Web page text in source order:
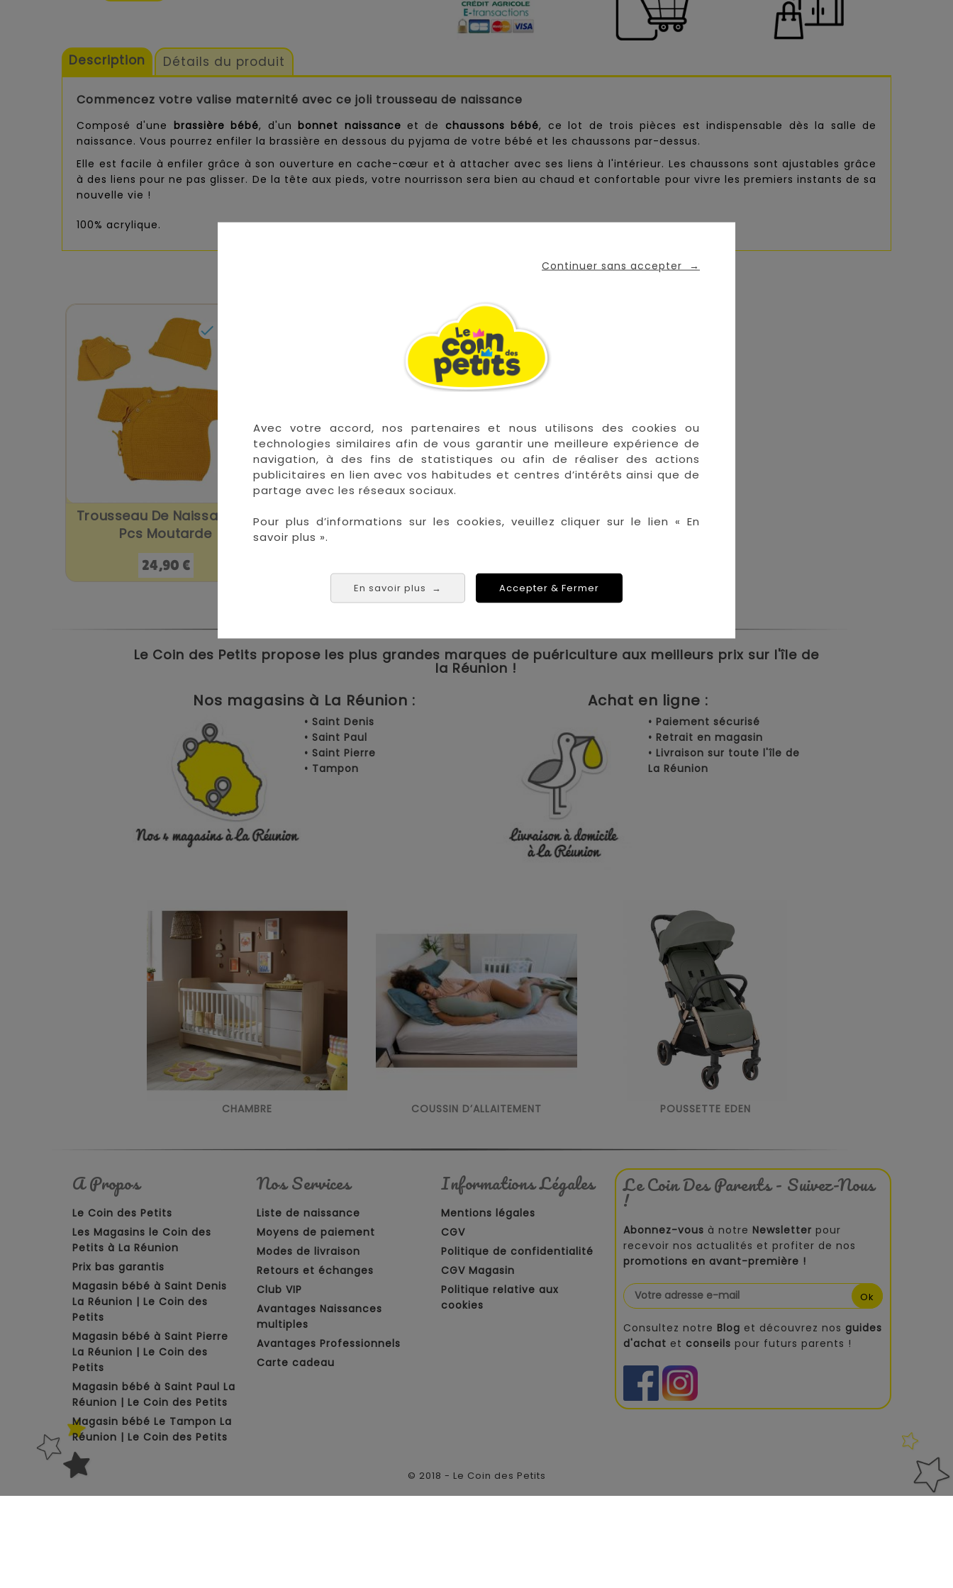
Continuer sans accepter →
Avec votre accord, nos partenaires et nous utilisons des cookies ou
technologies similaires afin de vous garantir une meilleure expérience de
navigation, à des fins de statistiques ou afin de réaliser des actions
publicitaires en lien avec vos habitudes et centres d’intérêts ainsi que de
partage avec les réseaux sociaux.
Pour plus d’informations sur les cookies, veuillez cliquer sur le lien « En
savoir plus ».
En savoir plus → Accepter & Fermer
Description Détails du produit
Commencez votre valise maternité avec ce joli trousseau de naissance
Composé d'une brassière bébé, d'un bonnet naissance et de chaussons bébé, ce lot de trois pièces est indispensable dès la salle de
naissance. Vous pourrez enfiler la brassière en dessous du pyjama de votre bébé et les chaussons par-dessus.
Elle est facile à enfiler grâce à son ouverture en cache-cœur et à attacher avec ses liens à l'intérieur. Les chaussons sont ajustables grâce
à des liens pour ne pas glisser. De la tête aux pieds, votre nourrisson sera bien au chaud et confortable pour vivre les premiers instants de sa
nouvelle vie !
100% acrylique.
VOUS AIMEREZ AUSSI

Trousseau De Naissance 3
Pcs Moutarde
Prix
24,90 €
En stock
Trousseau De Naissance 3
Pcs Vert Sauge
Trousseau De Naissance 3
Pcs Blanc -...
Le Coin des Petits propose les plus grandes marques de puériculture aux meilleurs prix sur l'île de
la Réunion !
Nos magasins à La Réunion : Achat en ligne :
• Saint Denis
• Saint Paul
• Saint Pierre
• Tampon
• Paiement sécurisé
• Retrait en magasin
• Livraison sur toute l'île de
La Réunion
CHAMBRE COUSSIN D’ALLAITEMENT POUSSETTE EDEN
A Propos
Le Coin des Petits
Les Magasins le Coin des
Petits à La Réunion
Prix bas garantis
Magasin bébé à Saint Denis
La Réunion | Le Coin des
Petits
Magasin bébé à Saint Pierre
La Réunion | Le Coin des
Petits
Magasin bébé à Saint Paul La
Réunion | Le Coin des Petits
Magasin bébé Le Tampon La
Réunion | Le Coin des Petits
Nos Services
Liste de naissance
Moyens de paiement
Modes de livraison
Retours et échanges
Club VIP
Avantages Naissances
multiples
Avantages Professionnels
Carte cadeau
Informations Légales
Mentions légales
CGV
Politique de confidentialité
CGV Magasin
Politique relative aux
cookies
Le Coin Des Parents - Suivez-Nous
!
Abonnez-vous à notre Newsletter pour
recevoir nos actualités et profiter de nos
promotions en avant-première !
Consultez notre Blog et découvrez nos guides
d'achat et conseils pour futurs parents !
© 2018 - Le Coin des Petits